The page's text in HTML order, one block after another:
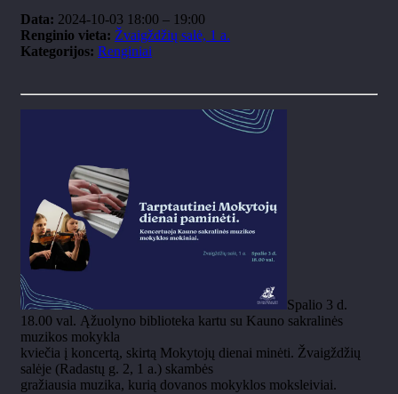
Data: 2024-10-03 18:00 – 19:00
Renginio vieta: Žvaigždžių salė, 1 a.
Kategorijos: Renginiai
Spalio 3 d.
18.00 val. Ąžuolyno biblioteka kartu su Kauno sakralinės
muzikos mokykla
kviečia į koncertą, skirtą Mokytojų dienai minėti. Žvaigždžių
salėje (Radastų g. 2, 1 a.) skambės
gražiausia muzika, kurią dovanos mokyklos moksleiviai.